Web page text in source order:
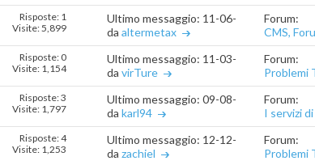
Risposte: 1
Visite: 5,899
Ultimo messaggio: 11-06-201411.27.29
da altermetax
Forum:
CMS,
Risposte: 0
Visite: 1,154
Ultimo messaggio: 11-03-201420.54.28
da virTure
Forum:
Problemi
Risposte: 3
Visite: 1,797
Ultimo messaggio: 09-08-201517.05.54
da karl94
Forum:
I servizi
Risposte: 4
Visite: 1,253
Ultimo messaggio: 12-12-201323.24.59
da zachiel
Forum:
Problemi